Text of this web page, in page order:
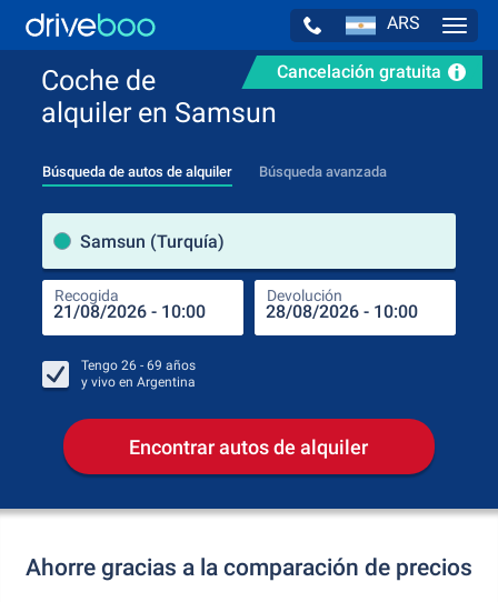
ARS
Cancelación gratuita
Coche de
alquiler en Samsun
Búsqueda de autos de alquiler Búsqueda avanzada
Samsun (Turquía)
Recogida Devolución
Tengo 26 - 69 años
y vivo en Argentina
Encontrar autos de alquiler
Ahorre gracias a la comparación de precios